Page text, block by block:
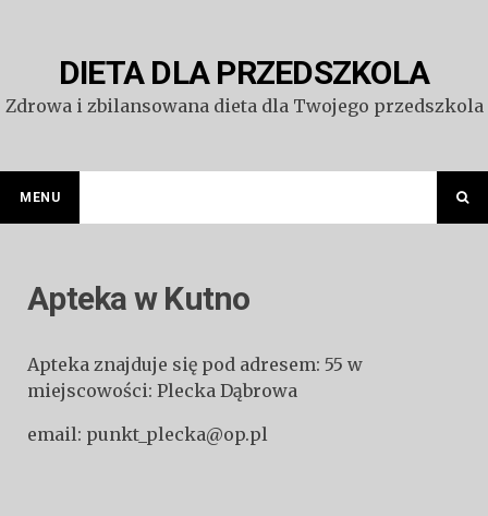
DIETA DLA PRZEDSZKOLA
Zdrowa i zbilansowana dieta dla Twojego przedszkola
MENU
Apteka w Kutno
Apteka znajduje się pod adresem: 55 w
miejscowości: Plecka Dąbrowa
email: punkt_plecka@op.pl